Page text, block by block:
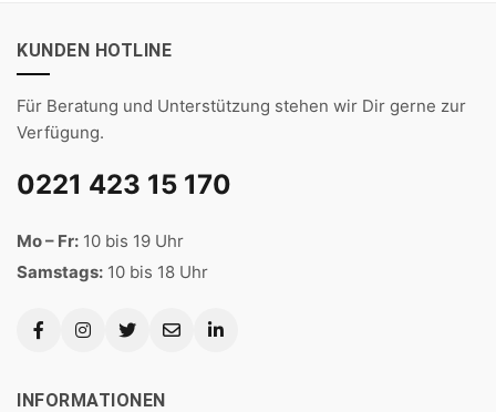
KUNDEN HOTLINE
Für Beratung und Unterstützung stehen wir Dir gerne zur
Verfügung.
0221 423 15 170
Mo – Fr: 10 bis 19 Uhr
Samstags: 10 bis 18 Uhr
INFORMATIONEN